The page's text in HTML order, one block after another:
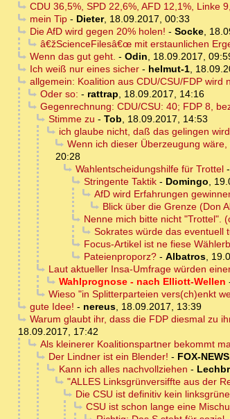
CDU 36,5%, SPD 22,6%, AFD 12,1%, Linke
mein Tip- Dieter, 18.09.2017, 00:33
Die AfD wird gegen 20% holen! - Socke,
â€žScienceFilesâ€œ mit erstaunlichen
Wenn das gut geht. - Odin, 18.09.2017,
Ich weiß nur eines sicher- helmut-1,
allgemein: Koalition aus CDU/CSU/FDP
Oder so: - rattrap, 18.09.2017, 14:16
Gegenrechnung: CDU/CSU: 40; FDP 8,
Stimme zu - Tob, 18.09.2017, 14:53
ich glaube nicht, daß das gelingen
Wenn ich dieser Überzeugung
20:28
Wahlentscheidungshilfe für Trottel-
Stringente Taktik- Domingo,
AfD wird Erfahrungen
Blick über die Grenze (Don
Nenne mich bitte nicht "Trottel".
Sokrates würde das eventuell
Focus-Artikel ist ne fiese
Pateienproporz?- Albatros,
Laut aktueller Insa-Umfrage würden
Wahlprognose - nach Elliott-Wellen
Wieso "in Splitterparteien vers(ch)enkt
gute Idee! - nereus, 18.09.2017, 13:39
Warum glaubt ihr, dass die FDP diesmal zu
18.09.2017, 17:42
Als kleinerer Koalitionspartner bekommt
Der Lindner ist ein Blender! - FOX-NEWS
Kann ich alles nachvollziehen -
"ALLES Linksgrünversiffte aus der
Die CSU ist definitiv kein
CSU ist schon lange eine